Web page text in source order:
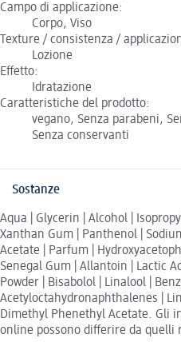
Campo di applicazione:
Corpo, Viso
Texture / consistenza /
Lozione
Effetto:
Idratazione
Caratteristiche del prodotto:
vegano, Senza parabeni,
Senza conservanti
Sostanze
Aqua | Glycerin | Alcohol |
Xanthan Gum | Panthenol |
Acetate | Parfum |
Senegal Gum | Allantoin | Lactic
Powder | Bisabolol | Linalool |
Acetyloctahydronaphthalenes |
Dimethyl Phenethyl Acetate. Gli
online possono differire da quelli